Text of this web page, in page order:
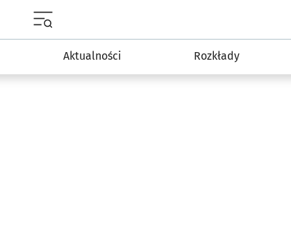
Aktualności Rozkłady